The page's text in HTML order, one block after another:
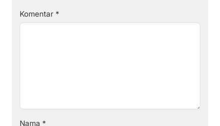
Komentar *
Nama *